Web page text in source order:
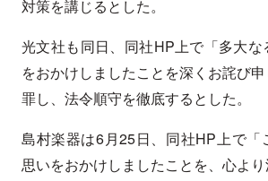
対策を講じるとした。
光文社も同日、同社HP上で「多大
をおかけしましたことを深くお詫び
罪し、法令順守を徹底するとした。
島村楽器は6月25日、同社HP上で「
思いをおかけしましたことを、心よ